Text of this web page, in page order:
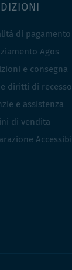
di pagamento
Agos
e consegna
e diritti di recesso
e assistenza
di vendita